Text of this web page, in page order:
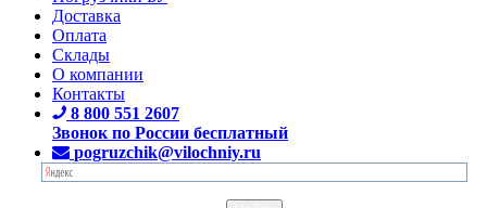
Доставка
Оплата
Склады
О компании
Контакты
8 800 551 2607
Звонок по России бесплатный
pogruzchik@vilochniy.ru